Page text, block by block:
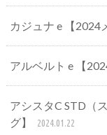
カジュナ e 【2024
アルベルト e 【
アシスタC STD（
グ】
2024.01.22